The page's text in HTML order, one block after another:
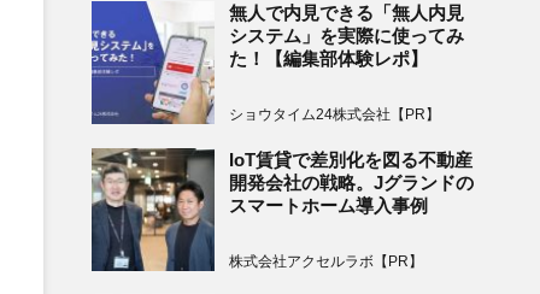
無人で内見できる「無人内見
システム」を実際に使ってみ
た！【編集部体験レポ】
ショウタイム24株式会社【PR】
IoT賃貸で差別化を図る不動産
開発会社の戦略。Jグランドの
スマートホーム導入事例
株式会社アクセルラボ【PR】